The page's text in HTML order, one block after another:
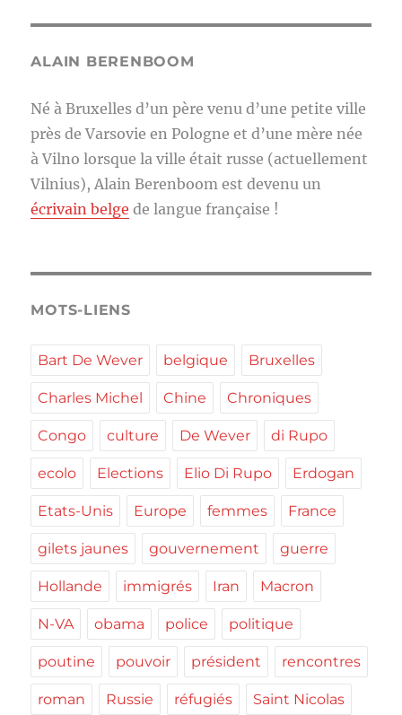
ALAIN BERENBOOM
Né à Bruxelles d’un père venu d’une petite ville
près de Varsovie en Pologne et d’une mère née
à Vilno lorsque la ville était russe (actuellement
Vilnius), Alain Berenboom est devenu un
écrivain belge de langue française !
MOTS-LIENS
Bart De Wever belgique Bruxelles
Charles Michel Chine Chroniques
Congo culture De Wever di Rupo
ecolo Elections Elio Di Rupo Erdogan
Etats-Unis Europe femmes France
gilets jaunes gouvernement guerre
Hollande immigrés Iran Macron
N-VA obama police politique
poutine pouvoir président rencontres
roman Russie réfugiés Saint Nicolas